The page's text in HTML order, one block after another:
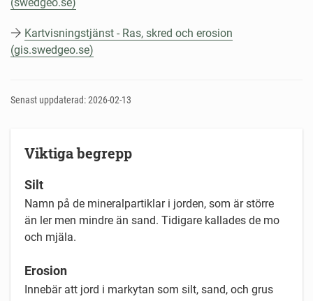
Kartvisningstjänst - Ras, skred och erosion
(gis.swedgeo.se)
Senast uppdaterad: 2026-02-13
Viktiga begrepp
Silt
Namn på de mineralpartiklar i jorden, som är större
än ler men mindre än sand. Tidigare kallades de mo
och mjäla.
Erosion
Innebär att jord i markytan som silt, sand, och grus